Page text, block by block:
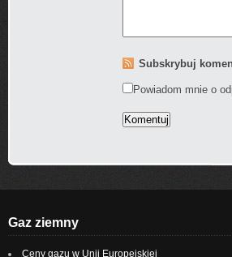
Subskrybuj
Powiadom mnie o
Gaz ziemny
Ceny gazu w Unii Europejskiej